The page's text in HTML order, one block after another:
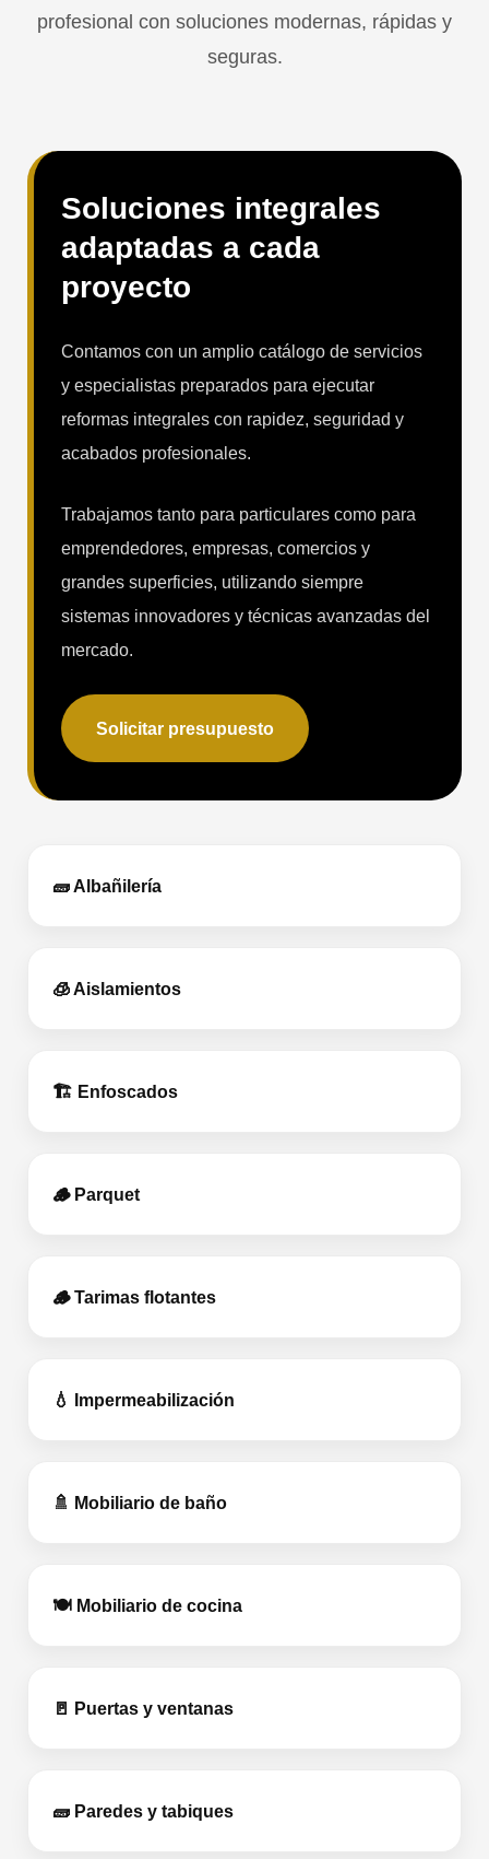
profesional con soluciones modernas, rápidas y
seguras.
Soluciones integrales
adaptadas a cada
proyecto
Contamos con un amplio catálogo de servicios
y especialistas preparados para ejecutar
reformas integrales con rapidez, seguridad y
acabados profesionales.
Trabajamos tanto para particulares como para
emprendedores, empresas, comercios y
grandes superficies, utilizando siempre
sistemas innovadores y técnicas avanzadas del
mercado.
Solicitar presupuesto
🧱 Albañilería
🧊 Aislamientos
🏗️ Enfoscados
🪵 Parquet
🪵 Tarimas flotantes
💧 Impermeabilización
🚿 Mobiliario de baño
🍽️ Mobiliario de cocina
🚪 Puertas y ventanas
🧱 Paredes y tabiques